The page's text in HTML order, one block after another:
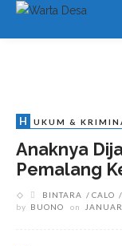
H UKUM &
Anaknya
Pemalang
BINTARA CALO
by BUONO on